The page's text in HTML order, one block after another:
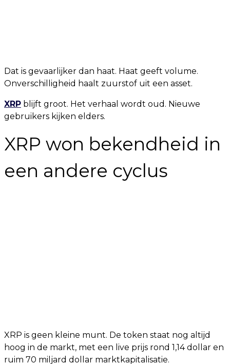
Dat is gevaarlijker dan haat. Haat geeft volume.
Onverschilligheid haalt zuurstof uit een asset.
XRP blijft groot. Het verhaal wordt oud. Nieuwe
gebruikers kijken elders.
XRP won bekendheid in
een andere cyclus
XRP is geen kleine munt. De token staat nog altijd
hoog in de markt, met een live prijs rond 1,14 dollar en
ruim 70 miljard dollar marktkapitalisatie.